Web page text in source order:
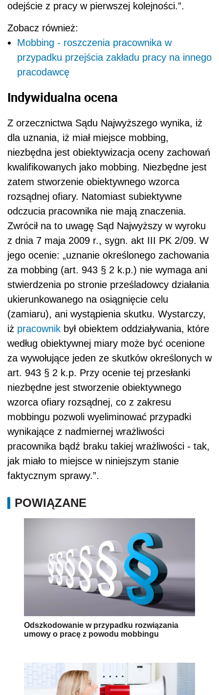
odejście z pracy w pierwszej kolejności.”.
Zobacz również:
Mobbing - roszczenia pracownika w
przypadku przejścia zakładu pracy na innego
pracodawcę
Indywidualna ocena
Z orzecznictwa Sądu Najwyższego wynika, iż
dla uznania, iż miał miejsce mobbing,
niezbędna jest obiektywizacja oceny zachowań
kwalifikowanych jako mobbing. Niezbędne jest
zatem stworzenie obiektywnego wzorca
rozsądnej ofiary. Natomiast subiektywne
odczucia pracownika nie mają znaczenia.
Zwrócił na to uwagę Sąd Najwyższy w wyroku
z dnia 7 maja 2009 r., sygn. akt III PK 2/09. W
jego ocenie: „uznanie określonego zachowania
za mobbing (art. 943 § 2 k.p.) nie wymaga ani
stwierdzenia po stronie prześladowcy działania
ukierunkowanego na osiągnięcie celu
(zamiaru), ani wystąpienia skutku. Wystarczy,
iż pracownik był obiektem oddziaływania, które
według obiektywnej miary może być ocenione
za wywołujące jeden ze skutków określonych w
art. 943 § 2 k.p. Przy ocenie tej przesłanki
niezbędne jest stworzenie obiektywnego
wzorca ofiary rozsądnej, co z zakresu
mobbingu pozwoli wyeliminować przypadki
wynikające z nadmiernej wrażliwości
pracownika bądź braku takiej wrażliwości - tak,
jak miało to miejsce w niniejszym stanie
faktycznym sprawy.”.
POWIĄZANE
Odszkodowanie w przypadku rozwiązania
umowy o pracę z powodu mobbingu